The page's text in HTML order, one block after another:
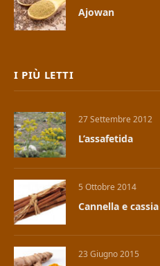
Ajowan
I PIÙ LETTI
27 Settembre 2012
L’assafetida
5 Ottobre 2014
Cannella e cassia
23 Giugno 2015